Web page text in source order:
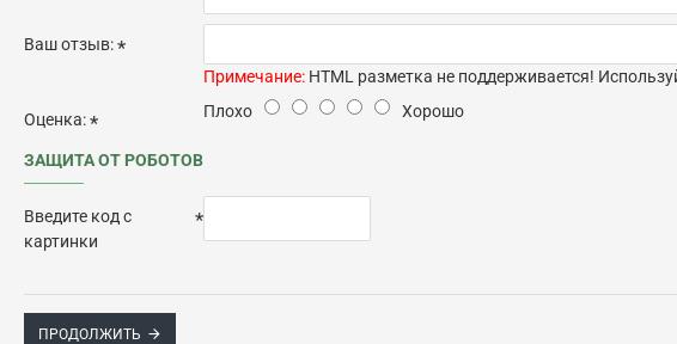
Ваш отзыв:
Примечание: HTML разметка не поддерживается!
Оценка: Плохо Хорошо
ЗАЩИТА ОТ РОБОТОВ
Введите код с
картинки
ПРОДОЛЖИТЬ